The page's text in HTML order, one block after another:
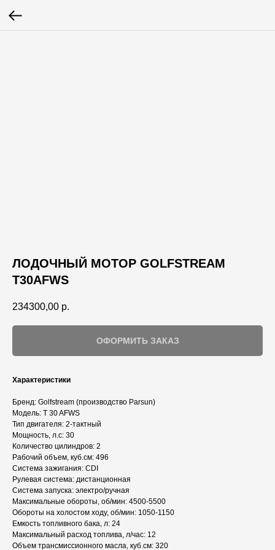
ЛОДОЧНЫЙ МОТОР GOLFSTREAM
T30AFWS
234300,00 р.
ОФОРМИТЬ ЗАКАЗ
Характеристики
Бренд: Golfstream (производство Parsun)
Модель: T 30 AFWS
Тип двигателя: 2-тактный
Мощность, л.с: 30
Количество цилиндров: 2
Рабочий объем, куб.см: 496
Система зажигания: CDI
Рулевая система: дистанционная
Система запуска: электро/ручная
Максимальные обороты, об/мин: 4500-5500
Обороты на холостом ходу, об/мин: 1050-1150
Емкость топливного бака, л: 24
Максимальный расход топлива, л/час: 12
Объем трансмиссионного масла, куб.см: 320